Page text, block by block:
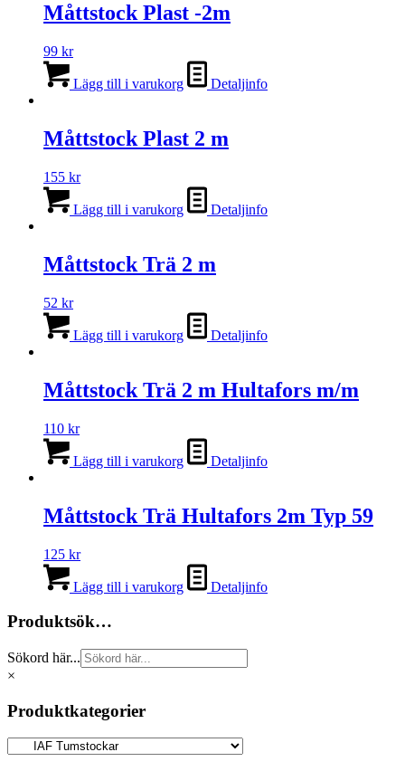
Måttstock Plast -2m
99 kr
Lägg till i varukorg Detaljinfo
Måttstock Plast 2 m
155 kr
Lägg till i varukorg Detaljinfo
Måttstock Trä 2 m
52 kr
Lägg till i varukorg Detaljinfo
Måttstock Trä 2 m Hultafors m/m
110 kr
Lägg till i varukorg Detaljinfo
Måttstock Trä Hultafors 2m Typ 59
125 kr
Lägg till i varukorg Detaljinfo
Produktsök…
Sökord här...
×
Produktkategorier